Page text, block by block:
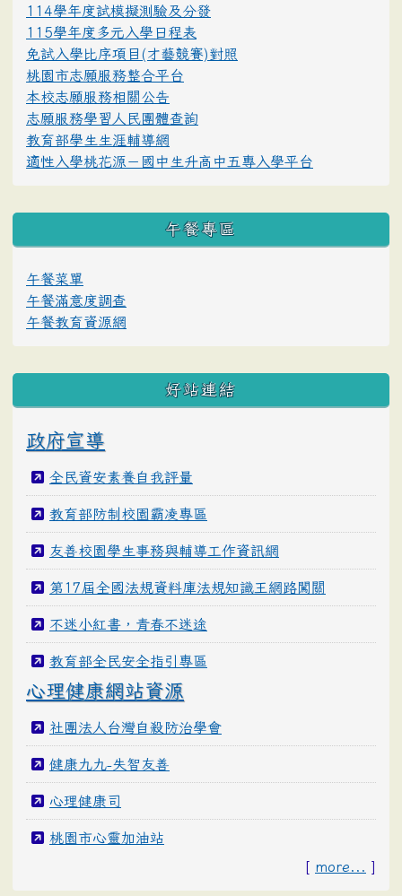
114學年度試模擬測驗及分發
115學年度多元入學日程表
免試入學比序項目(才藝競賽)對照
桃園市志願服務整合平台
本校志願服務相關公告
志願服務學習人民團體查詢
教育部學生生涯輔導網
適性入學桃花源－國中生升高中五專入學平台
午餐專區
午餐菜單
午餐滿意度調查
午餐教育資源網
好站連結
政府宣導
全民資安素養自我評量
教育部防制校園霸凌專區
友善校園學生事務與輔導工作資訊網
第17屆全國法規資料庫法規知識王網路闖關
不迷小紅書，青春不迷途
教育部全民安全指引專區
心理健康網站資源
社團法人台灣自殺防治學會
健康九九-失智友善
心理健康司
桃園市心靈加油站
[ more... ]